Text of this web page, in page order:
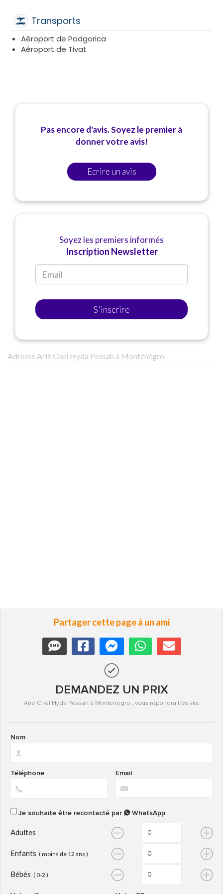
ARIE CHEL HYDA, vous garantit une prestation
d’excellence à la hauteur de toutes vos exigences.
Transports
Aéroport de Podgorica
Aéroport de Tivat
Pas encore d'avis. Soyez le premier à
donner votre avis!
Ecrire un avis
Soyez les premiers informés
Inscription Newsletter
S'inscrire
Adresse Arié Chel Hyda Pessah à Monténégro
Partager cette page à un ami
DEMANDEZ UN PRIX
Arié Chel Hyda Pessah à Monténégro , vous répondra très vite
Nom
Email
Téléphone
Je souhaite être recontacté par WhatsApp
Adultes
Enfants ( moins de 12 ans )
Bébés ( 0-2 )